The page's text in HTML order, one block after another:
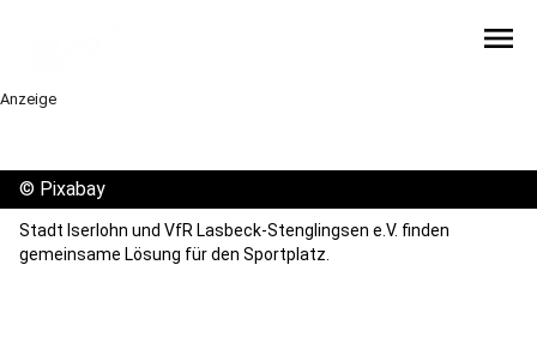
menu
Anzeige
© Pixabay
Stadt Iserlohn und VfR Lasbeck-Stenglingsen e.V. finden
gemeinsame Lösung für den Sportplatz.